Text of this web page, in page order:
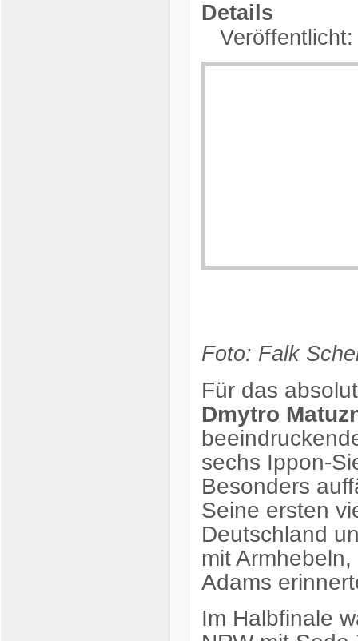
Details
Foto: Falk
Für das
Dmytro
sechs Ippon-
Besonders
Seine ersten
Deutschland
mit
Adams
Im Halbfinale